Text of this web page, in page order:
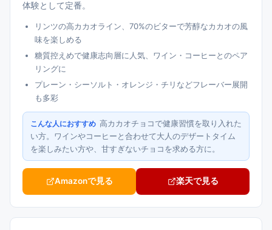
体験として定番。
リンツの高カカオライン、70%のビターで芳醇なカカオの風
味を楽しめる
糖質控えめで健康志向層に人気、ワイン・コーヒーとのペア
リングに
プレーン・シーソルト・オレンジ・チリなどフレーバー展開
も多彩
こんな人におすすめ 高カカオチョコで健康習慣を取り入れた
い方。ワインやコーヒーと合わせて大人のデザートタイム
を楽しみたい方や、甘すぎないチョコを求める方に。
Amazonで見る 楽天で見る